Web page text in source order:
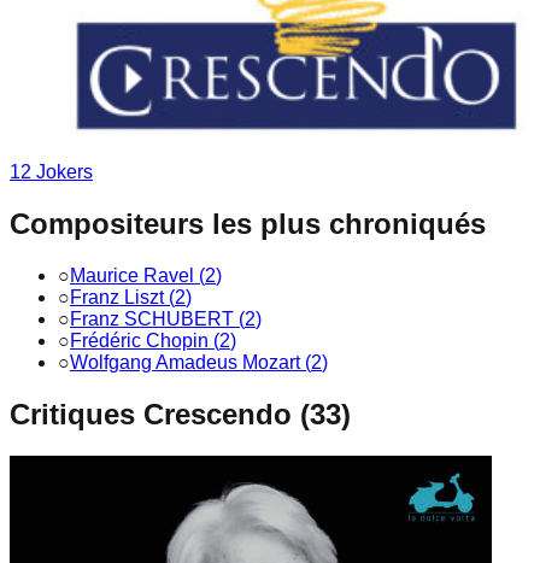
12 Jokers
Compositeurs les plus chroniqués
○Maurice Ravel (2)
○Franz Liszt (2)
○Franz SCHUBERT (2)
○Frédéric Chopin (2)
○Wolfgang Amadeus Mozart (2)
Critiques Crescendo (33)